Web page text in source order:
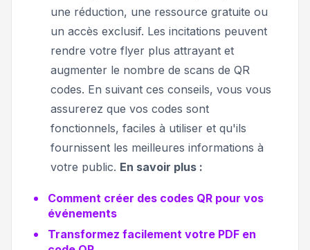
une réduction, une ressource gratuite ou
un accès exclusif. Les incitations peuvent
rendre votre flyer plus attrayant et
augmenter le nombre de scans de QR
codes. En suivant ces conseils, vous vous
assurerez que vos codes sont
fonctionnels, faciles à utiliser et qu'ils
fournissent les meilleures informations à
votre public. En savoir plus :
Comment créer des codes QR pour vos
événements
Transformez facilement votre PDF en